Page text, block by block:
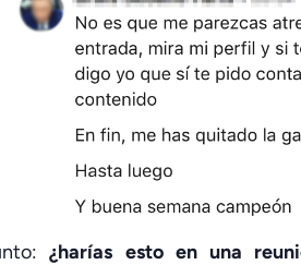
¿harías esto en una